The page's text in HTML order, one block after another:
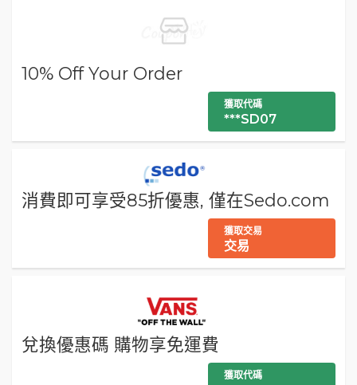
10% Off Your Order
獲取代碼
***SD07
消費即可享受85折優惠, 僅在Sedo.com
獲取交易
交易
兌換優惠碼 購物享免運費
獲取代碼